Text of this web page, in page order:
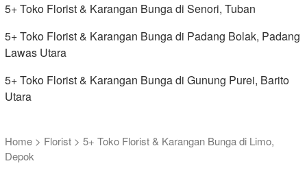
5+ Toko Florist & Karangan Bunga di Senori, Tuban
5+ Toko Florist & Karangan Bunga di Padang Bolak, Padang
Lawas Utara
5+ Toko Florist & Karangan Bunga di Gunung Purei, Barito
Utara
Home > Florist > 5+ Toko Florist & Karangan Bunga di Limo,
Depok